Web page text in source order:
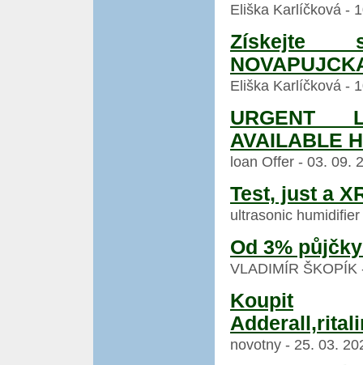
Eliška Karlíčková -
Získejte
Eliška Karlíčková -
URGENT
AVAILABLE
loan Offer - 03. 09.
Test, just a
ultrasonic
Od 3%
VLADIMÍR
Koupit
novotny - 25. 03.